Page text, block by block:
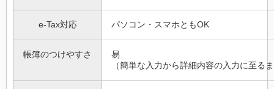
e-Tax対応 パソコン・スマホともOK
帳簿のつけやすさ
易
（簡単な入力から詳細内容の入力に至る